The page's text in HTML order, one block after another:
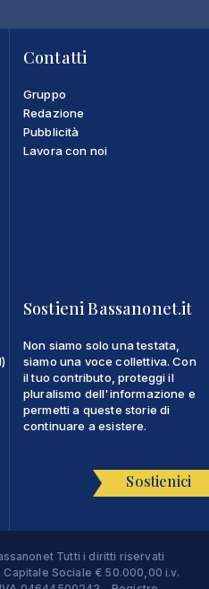
Contatti
Gruppo
Redazione
Pubblicità
Lavora con noi
Sostieni Bassanonet.it
Non siamo solo una testata,
siamo una voce collettiva. Con
il tuo contributo, proteggi il
pluralismo dell'informazione e
permetti a queste storie di
continuare a esistere.
Sostienici
Tutti i diritti riservati
Sociale € 50.000,00 i.v.